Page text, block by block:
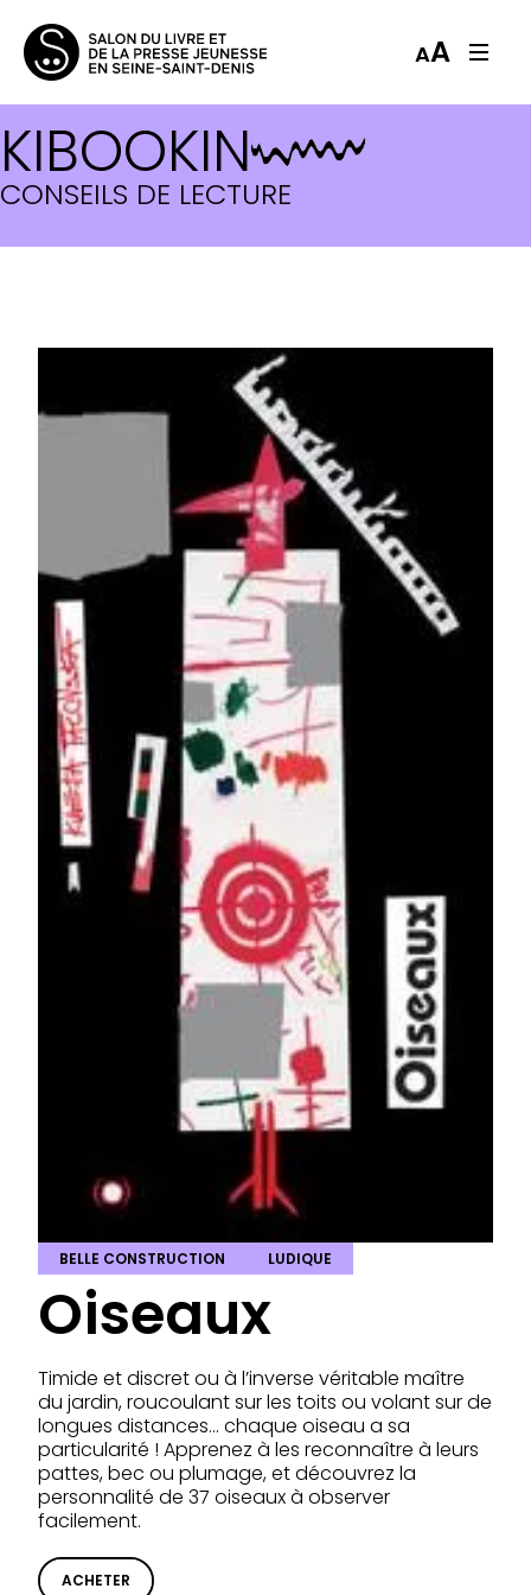
AA
KIBOOKIN
CONSEILS DE LECTURE
BELLE CONSTRUCTION LUDIQUE
Oiseaux
Timide et discret ou à l’inverse véritable maître
du jardin, roucoulant sur les toits ou volant sur de
longues distances… chaque oiseau a sa
particularité ! Apprenez à les reconnaître à leurs
pattes, bec ou plumage, et découvrez la
personnalité de 37 oiseaux à observer
facilement.
ACHETER